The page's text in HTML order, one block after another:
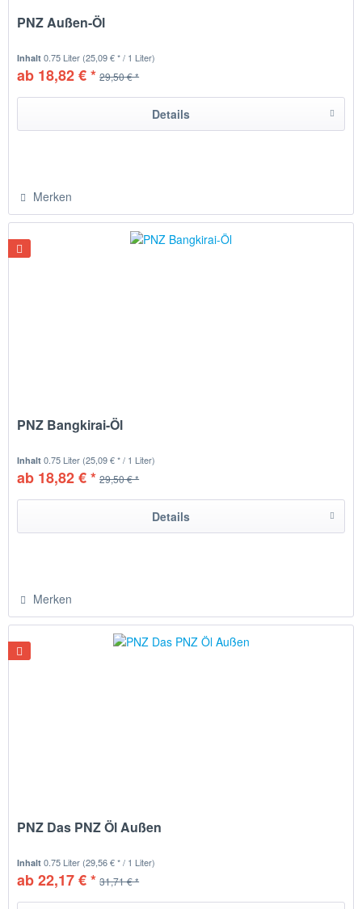
PNZ Außen-Öl
Inhalt0.75 Liter (25,09 € * / 1 Liter)
ab 18,82 € * 29,50 € *
Details
Merken
PNZ Bangkirai-Öl
Inhalt0.75 Liter (25,09 € * / 1 Liter)
ab 18,82 € * 29,50 € *
Details
Merken
PNZ Das PNZ Öl Außen
Inhalt0.75 Liter (29,56 € * / 1 Liter)
ab 22,17 € * 31,71 € *